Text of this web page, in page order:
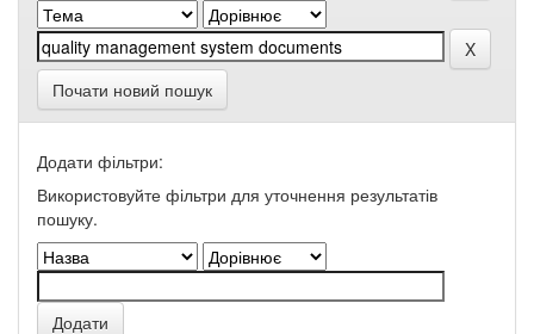
Почати новий пошук
Додати фільтри:
Використовуйте фільтри для уточнення результатів
пошуку.